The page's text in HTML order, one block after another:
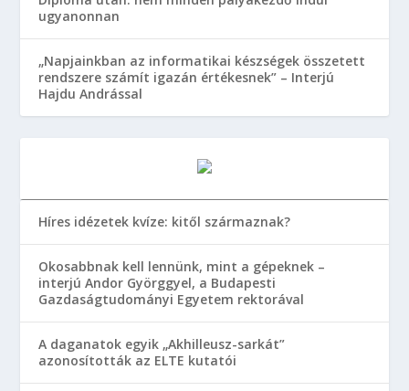
ugyanonnan
„Napjainkban az informatikai készségek összetett
rendszere számít igazán értékesnek” – Interjú
Hajdu Andrással
Híres idézetek kvíze: kitől származnak?
Okosabbnak kell lennünk, mint a gépeknek –
interjú Andor Györggyel, a Budapesti
Gazdaságtudományi Egyetem rektorával
A daganatok egyik „Akhilleusz-sarkát”
azonosították az ELTE kutatói